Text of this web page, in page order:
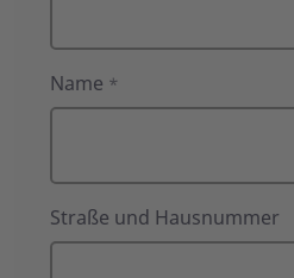
Name *
Straße und Hausnummer